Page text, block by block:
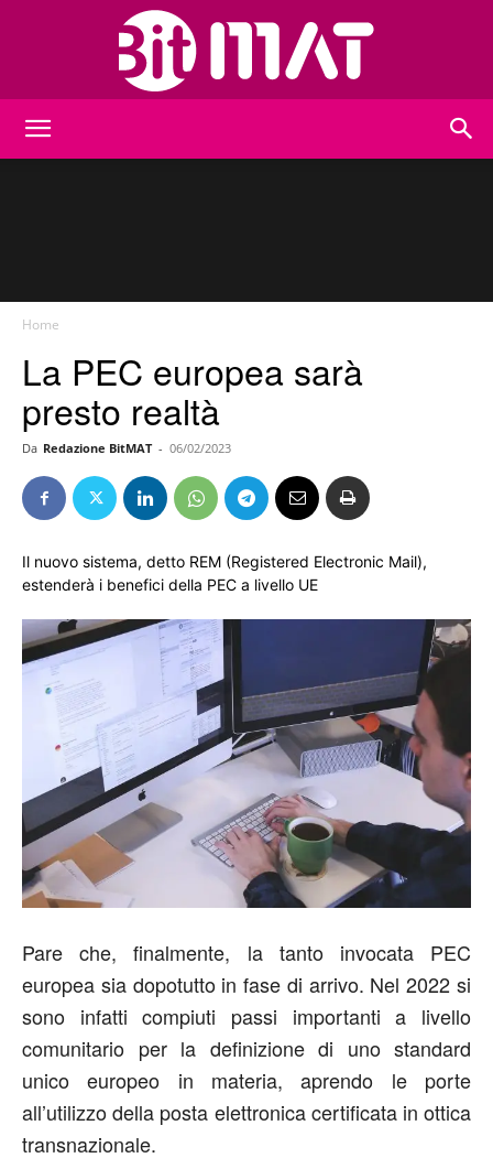
Home
La PEC europea sarà
presto realtà
Da Redazione BitMAT - 06/02/2023
Il nuovo sistema, detto REM (Registered Electronic Mail),
estenderà i benefici della PEC a livello UE
Pare che, finalmente, la tanto invocata PEC
europea sia dopotutto in fase di arrivo. Nel 2022 si
sono infatti compiuti passi importanti a livello
comunitario per la definizione di uno standard
unico europeo in materia, aprendo le porte
all’utilizzo della posta elettronica certificata in ottica
transnazionale.